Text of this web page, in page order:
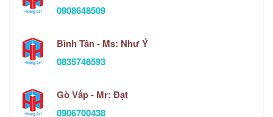
0908648509
Bình Tân - Ms: Như Ý
0835748593
Gò Vấp - Mr: Đạt
0906700438